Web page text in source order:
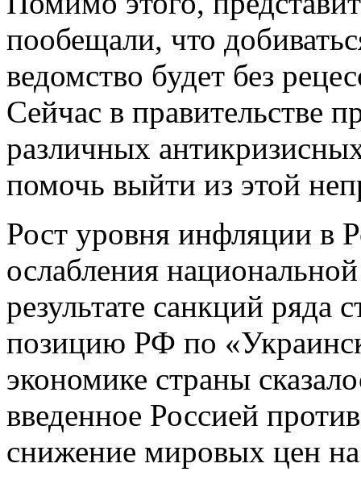
пообещали, что
ведомство будет без
Сейчас в правительстве
различных
помочь выйти из этой
Рост уровня инфляции в
ослабления
результате санкций ряда
позицию РФ по
экономике страны
введенное Россией
снижение мировых цен